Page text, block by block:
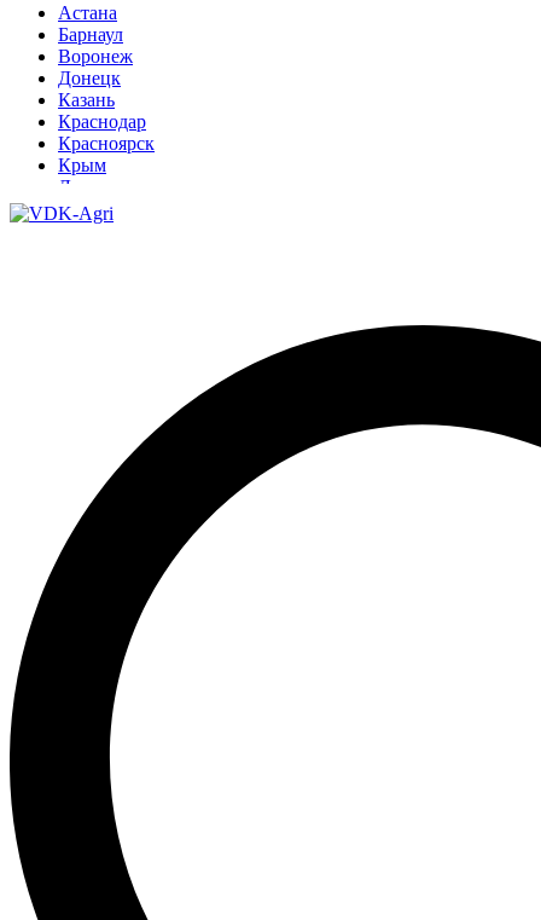
Астана
Барнаул
Воронеж
Донецк
Казань
Краснодар
Красноярск
Крым
Луганск
Москва
Нижний Новгород
Узбекистан
Ульяновск
Ярославль